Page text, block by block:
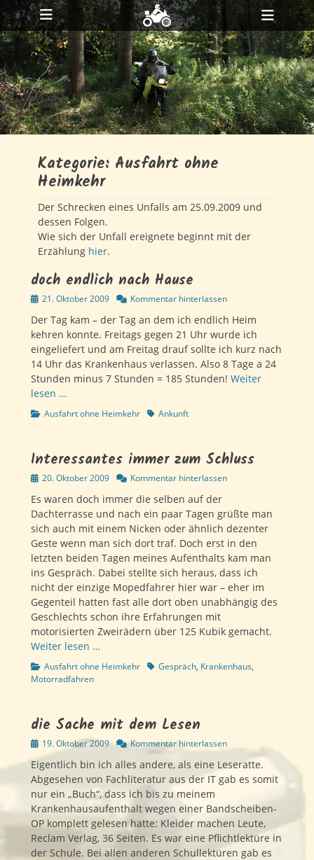
Primäres Menü
Zum
Inhalt
springen
Kategorie: Ausfahrt ohne
Heimkehr
Der Schrecken eines Unfalls am 25.09.2009 und
dessen Folgen.
Wie sich der Unfall ereignete beginnt mit der
Erzählung hier.
doch endlich nach Hause
Veröffentlicht
21. Oktober 2009 Kommentar hinterlassen
Der Tag kam – der Tag an dem ich endlich Heim
kehren konnte. Freitags gegen 21 Uhr wurde ich
eingeliefert und am Freitag drauf sollte ich kurz nach
14 Uhr das Krankenhaus verlassen. Also 8 Tage a 24
Stunden minus 7 Stunden = 185 Stunden! Weiter
lesen …
Kategorien
Ausfahrt ohne Heimkehr Schlagworte
Ankunft
Interessantes immer zum Schluss
Veröffentlicht
20. Oktober 2009 Kommentar hinterlassen
Es waren doch immer die selben auf der
Dachterrasse und nach ein paar Tagen grüßte man
sich auch mit einem Nicken oder ähnlich dezenter
Geste wenn man sich dort traf. Doch erst in den
letzten beiden Tagen meines Aufenthalts kam man
ins Gespräch. Dabei stellte sich heraus, dass ich
nicht der einzige Mopedfahrer hier war – eher im
Gegenteil hatten fast alle dort oben unabhängig des
Geschlechts schon ihre Erfahrungen mit
motorisierten Zweirädern über 125 Kubik gemacht.
Weiter lesen …
Kategorien
Ausfahrt ohne Heimkehr Schlagworte
Gespräch, Krankenhaus,
Motorradfahren
die Sache mit dem Lesen
Veröffentlicht
am
19. Oktober 2009 Kommentar hinterlassen
Eigentlich bin ich alles andere, als eine Leseratte.
Abgesehen von Fachliteratur aus der IT gab es somit
nur ein „Buch“, dass ich bis zu meinem
Krankenhausaufenthalt wegen einer Bandscheiben-
OP komplett gelesen hatte: Kleider machen Leute,
Reclam Verlag, 36 Seiten. Es war eine Pflichtlektüre in
der Schule. Bei allen anderen Schullektüren gab es